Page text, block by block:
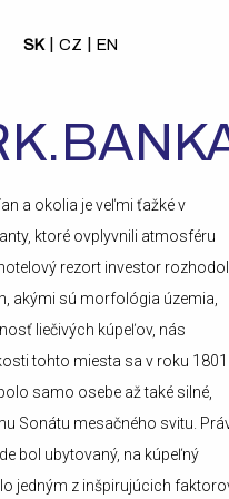
SK| CZ | EN
a okolia je veľmi ťažké v
ktoré ovplyvnili atmosféru
rezort investor rozhodol
akými sú morfológia územia,
liečivých kúpeľov, nás
tohto miesta sa v roku 1801
samo osebe až také silné,
Sonátu mesačného svitu.
bol ubytovaný, na kúpeľný
jedným z inšpirujúcich